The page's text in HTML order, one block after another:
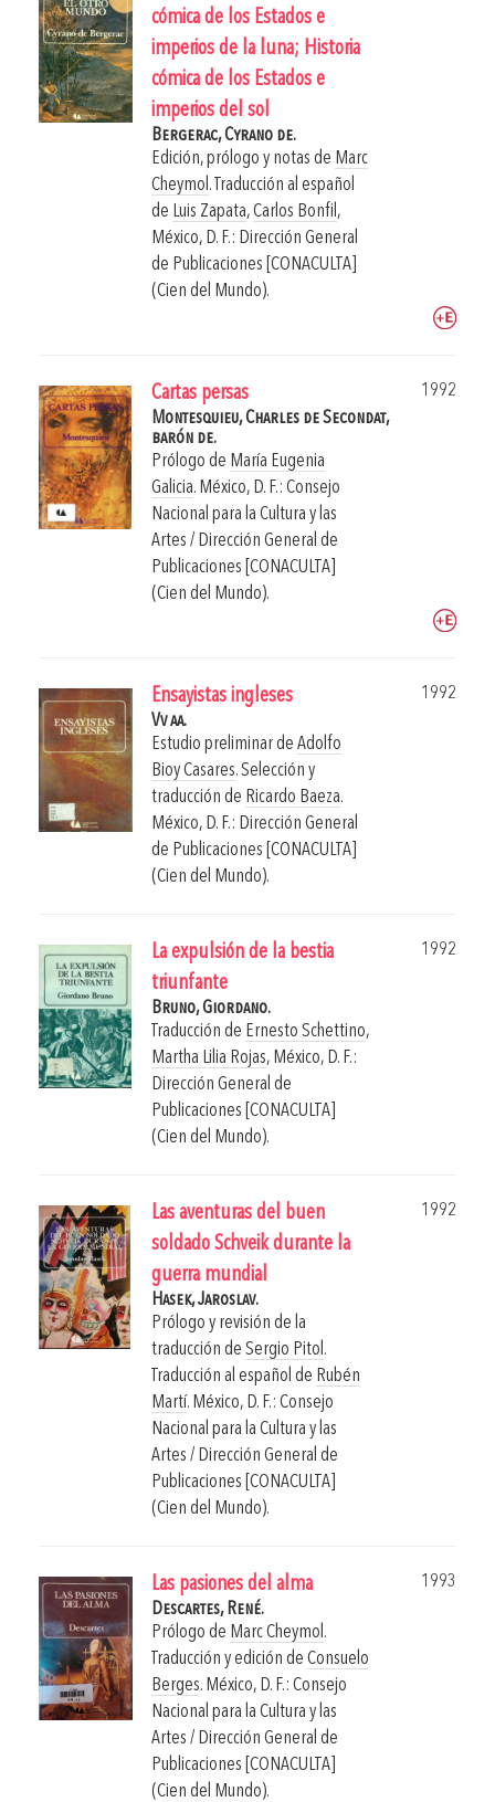
cómica de los Estados e
imperios de la luna; Historia
cómica de los Estados e
imperios del sol
Bergerac, Cyrano de.
Edición, prólogo y notas de Marc
Cheymol . Traducción al español
de Luis Zapata,Carlos Bonfil ,
México, D. F.: Dirección General
de Publicaciones [CONACULTA]
(Cien del Mundo).
Cartas persas
1992
Montesquieu, Charles de Secondat,
barón de.
Prólogo de María Eugenia
Galicia. México, D. F.: Consejo
Nacional para la Cultura y las
Artes / Dirección General de
Publicaciones [CONACULTA]
(Cien del Mundo).
Ensayistas ingleses
1992
Vv aa.
Estudio preliminar de Adolfo
Bioy Casares. Selección y
traducción de Ricardo Baeza.
México, D. F.: Dirección General
de Publicaciones [CONACULTA]
(Cien del Mundo).
La expulsión de la bestia
triunfante
1992
Bruno, Giordano.
Traducción de Ernesto Schettino,
Martha Lilia Rojas, México, D. F.:
Dirección General de
Publicaciones [CONACULTA]
(Cien del Mundo).
Las aventuras del buen
soldado Schveik durante la
guerra mundial
1992
Hasek, Jaroslav.
Prólogo y revisión de la
traducción de Sergio Pitol .
Traducción al español de Rubén
Martí. México, D. F.: Consejo
Nacional para la Cultura y las
Artes / Dirección General de
Publicaciones [CONACULTA]
(Cien del Mundo).
Las pasiones del alma
1993
Descartes, René.
Prólogo de Marc Cheymol .
Traducción y edición de Consuelo
Berges. México, D. F.: Consejo
Nacional para la Cultura y las
Artes / Dirección General de
Publicaciones [CONACULTA]
(Cien del Mundo).